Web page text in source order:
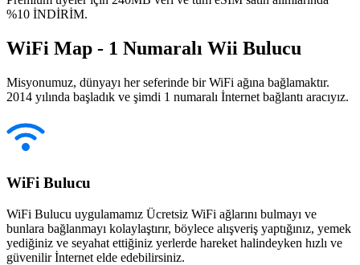
%10 İNDİRİM.
WiFi Map - 1 Numaralı Wii Bulucu
Misyonumuz, dünyayı her seferinde bir WiFi ağına bağlamaktır.
2014 yılında başladık ve şimdi 1 numaralı İnternet bağlantı aracıyız.
WiFi Bulucu
WiFi Bulucu uygulamamız Ücretsiz WiFi ağlarını bulmayı ve
bunlara bağlanmayı kolaylaştırır, böylece alışveriş yaptığınız, yemek
yediğiniz ve seyahat ettiğiniz yerlerde hareket halindeyken hızlı ve
güvenilir İnternet elde edebilirsiniz.